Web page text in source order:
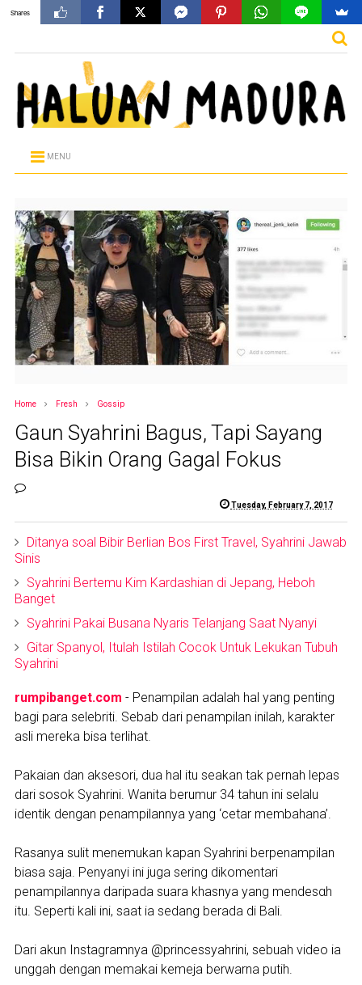
MENU
Home Fresh Gossip
Gaun Syahrini Bagus, Tapi Sayang
Bisa Bikin Orang Gagal Fokus
Tuesday, February 7, 2017
Ditanya soal Bibir Berlian Bos First Travel, Syahrini Jawab
Sinis
Syahrini Bertemu Kim Kardashian di Jepang, Heboh
Banget
Syahrini Pakai Busana Nyaris Telanjang Saat Nyanyi
Gitar Spanyol, Itulah Istilah Cocok Untuk Lekukan Tubuh
Syahrini
rumpibanget.com - Penampilan adalah hal yang penting
bagi para selebriti. Sebab dari penampilan inilah, karakter
asli mereka bisa terlihat.
Pakaian dan aksesori, dua hal itu seakan tak pernah lepas
dari sosok Syahrini. Wanita berumur 34 tahun ini selalu
identik dengan penampilannya yang ‘cetar membahana’.
Rasanya sulit menemukan kapan Syahrini berpenampilan
biasa saja. Penyanyi ini juga sering dikomentari
penampilannya daripada suara khasnya yang mendesαh
itu. Seperti kali ini, saat ia sedang berada di Bali.
Dari akun Instagramnya @princessyahrini, sebuah video ia
unggah dengan memakai kemeja berwarna putih.
Shares